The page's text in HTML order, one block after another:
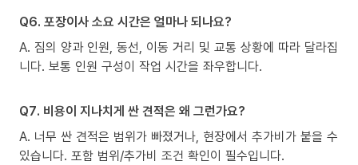
Q6. 포장이사 소요 시간은 얼마나 되나요?
A. 짐의 양과 인원, 동선, 이동 거리 및 교통 상황에 따라 달라집
니다. 보통 인원 구성이 작업 시간을 좌우합니다.
Q7. 비용이 지나치게 싼 견적은 왜 그런가요?
A. 너무 싼 견적은 범위가 빠졌거나, 현장에서 추가비가 붙을 수
있습니다. 포함 범위/추가비 조건 확인이 필수입니다.